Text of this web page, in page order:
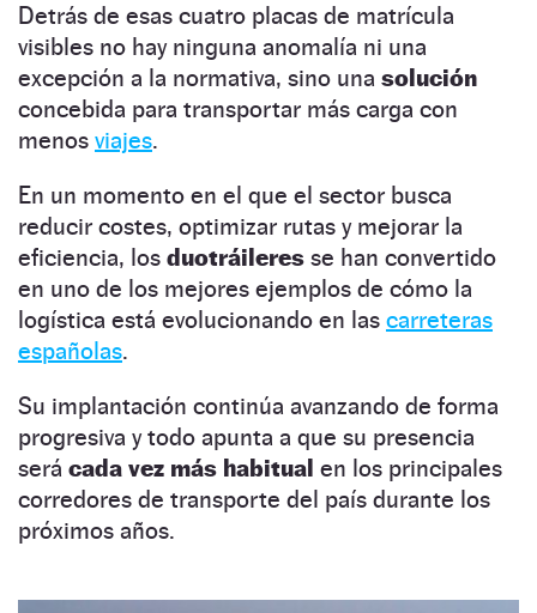
Detrás de esas cuatro placas de matrícula
visibles no hay ninguna anomalía ni una
excepción a la normativa, sino una solución
concebida para transportar más carga con
menos viajes.
En un momento en el que el sector busca
reducir costes, optimizar rutas y mejorar la
eficiencia, los duotráileres se han convertido
en uno de los mejores ejemplos de cómo la
logística está evolucionando en las carreteras
españolas.
Su implantación continúa avanzando de forma
progresiva y todo apunta a que su presencia
será cada vez más habitual en los principales
corredores de transporte del país durante los
próximos años.